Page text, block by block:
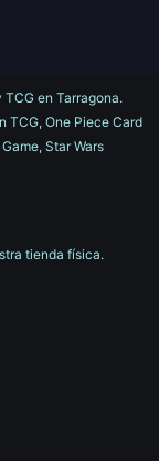
en Tarragona.
TCG, One Piece Card
Star Wars
tienda física.